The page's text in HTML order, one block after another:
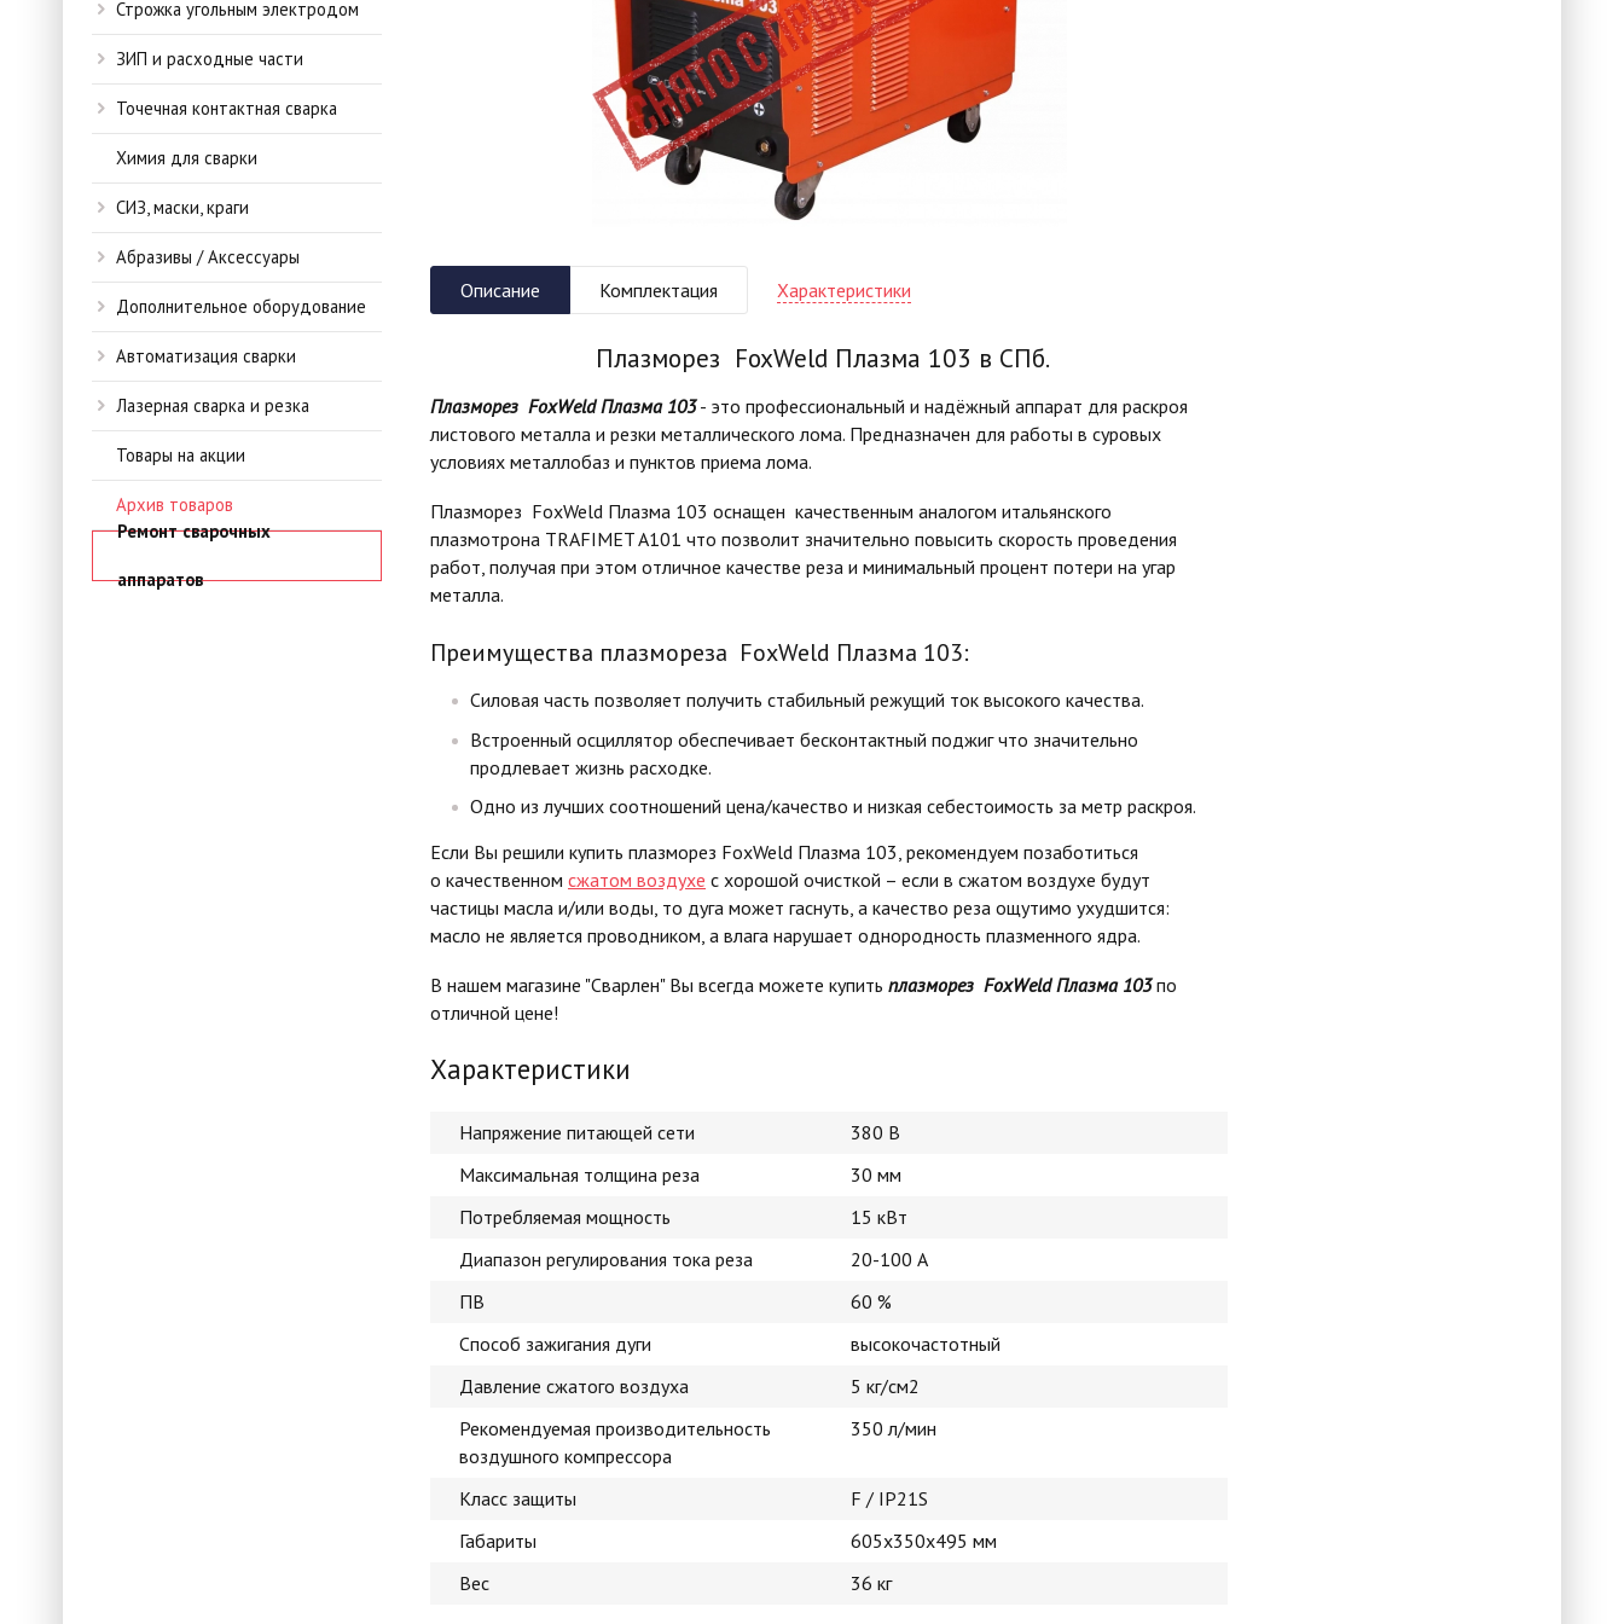
Строжка угольным электродом
ЗИП и расходные части
Точечная контактная сварка
Химия для сварки
СИЗ, маски, краги
Абразивы / Аксессуары
Дополнительное оборудование
Автоматизация сварки
Лазерная сварка и резка
Товары на акции
Архив товаров
Ремонт сварочных
аппаратов
Описание Комплектация Характеристики
Плазморез FoxWeld Плазма 103 в СПб.
Плазморез FoxWeld Плазма 103- это профессиональный и надёжный аппарат для раскроя
листового металла и резки металлического лома. Предназначен для работы в суровых
условиях металлобаз и пунктов приема лома.
Плазморез FoxWeld Плазма 103 оснащен качественным аналогом итальянского
плазмотрона TRAFIMET A101 что позволит значительно повысить скорость проведения
работ, получая при этом отличное качестве реза и минимальный процент потери на угар
металла.
Преимущества плазмореза FoxWeld Плазма 103:
Силовая часть позволяет получить стабильный режущий ток высокого качества.
Встроенный осциллятор обеспечивает бесконтактный поджиг что значительно
продлевает жизнь расходке.
Одно из лучших соотношений цена/качество и низкая себестоимость за метр раскроя.
Если Вы решили купить плазморез FoxWeld Плазма 103, рекомендуем позаботиться
о качественном сжатом воздухе с хорошой очисткой – если в сжатом воздухе будут
частицы масла и/или воды, то дуга может гаснуть, а качество реза ощутимо ухудшится:
масло не является проводником, а влага нарушает однородность плазменного ядра.
В нашем магазине "Сварлен" Вы всегда можете купить плазморез FoxWeld Плазма 103по
отличной цене!
Характеристики
Напряжение питающей сети
380 В
Максимальная толщина реза
30 мм
Потребляемая мощность
15 кВт
Диапазон регулирования тока реза
20-100 А
ПВ
60 %
Способ зажигания дуги
высокочастотный
Давление сжатого воздуха
5 кг/см2
Рекомендуемая производительность
воздушного компрессора
350 л/мин
Класс защиты
F / IP21S
Габариты
605x350x495 мм
Вес
36 кг